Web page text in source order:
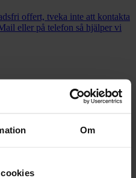
Om
offert, tveka inte att kontakta
eller på telefon så hjälper vi
vedspis eller kamin
är en investering med
passar bäst i just ditt hem eller
både värme och stil?